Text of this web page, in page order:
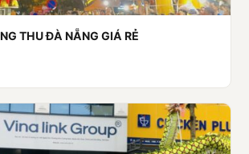
THU ĐÀ NẴNG GIÁ RẺ